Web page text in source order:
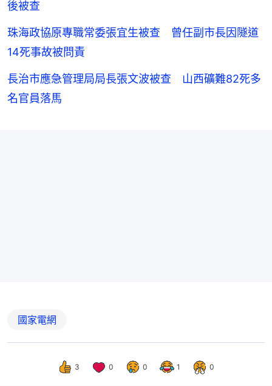
後被查
珠海政協原專職常委張宜生被查 曾任副市長因隧道
14死事故被問責
長治市應急管理局局長張文波被查 山西礦難82死多
名官員落馬
國家電網
3 0 0 1 0